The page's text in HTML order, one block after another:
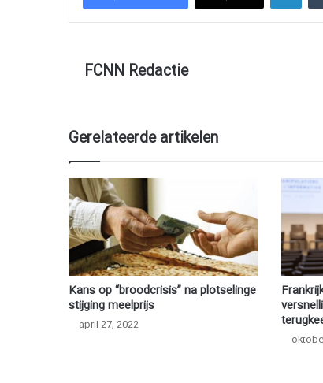
FCNN Redactie
Gerelateerde artikelen
Kans op “broodcrisis” na plotselinge
stijging meelprijs
april 27, 2022